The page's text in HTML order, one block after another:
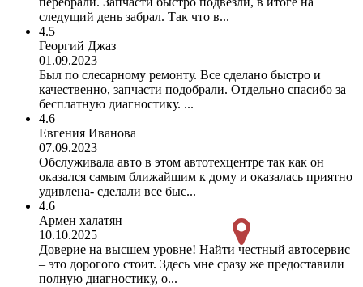
следущий день забрал. Так что в...
4.5
Георгий Джаз
01.09.2023
Был по слесарному ремонту. Все сделано быстро и
качественно, запчасти подобрали. Отдельно спасибо за
бесплатную диагностику. ...
4.6
Евгения Иванова
07.09.2023
Обслуживала авто в этом автотехцентре так как он
оказался самым ближайшим к дому и оказалась приятно
удивлена- сделали все быс...
4.6
Армен халатян
10.10.2025
Доверие на высшем уровне! Найти честный автосервис
– это дорогого стоит. Здесь мне сразу же предоставили
полную диагностику, о...